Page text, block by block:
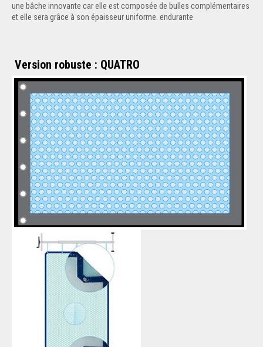
une bâche innovante car elle est composée de bulles complémentaires
et elle sera grâce à son épaisseur uniforme. endurante
Version robuste : QUATRO